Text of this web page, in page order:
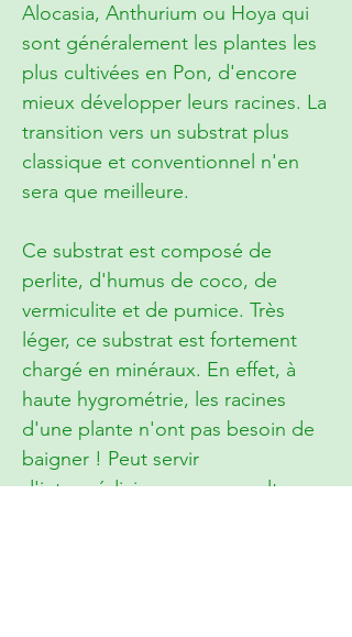
Alocasia, Anthurium ou Hoya qui
sont généralement les plantes les
plus cultivées en Pon, d'encore
mieux développer leurs racines. La
transition vers un substrat plus
classique et conventionnel n'en
sera que meilleure.
Ce substrat est composé de
perlite, d'humus de coco, de
vermiculite et de pumice. Très
léger, ce substrat est fortement
chargé en minéraux. En effet, à
haute hygrométrie, les racines
d'une plante n'ont pas besoin de
baigner ! Peut servir
d'intermédiaire pour une culture